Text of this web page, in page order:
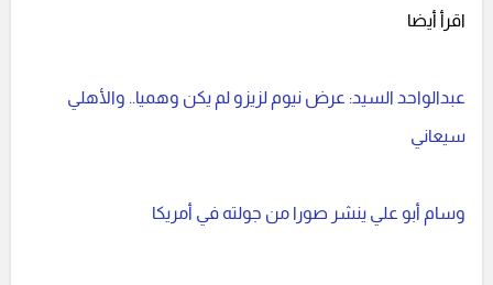
اقرأ أيضا
عبدالواحد السيد: عرض نيوم لزيزو لم يكن وهميا.. والأهلي
سيعاني
وسام أبو علي ينشر صورا من جولته في أمريكا